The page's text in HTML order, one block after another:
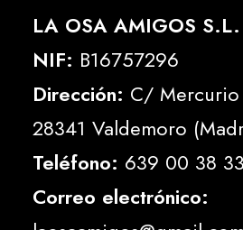
LA OSA AMIGOS S.L.
NIF: B16757296
Dirección: C/ Mercurio
28341 Valdemoro
Teléfono: 639 00 38 33
Correo electrónico: